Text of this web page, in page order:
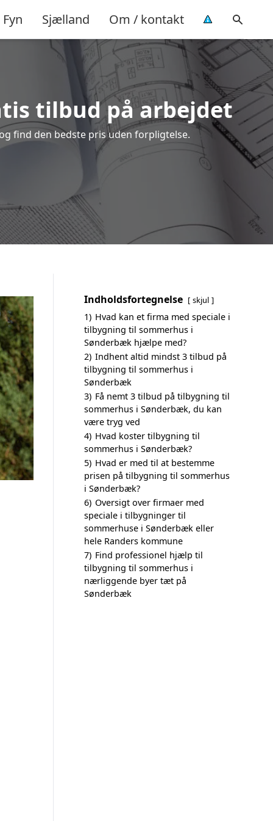
Fyn Sjælland Om / kontakt
tilbud på arbejdet
find den bedste pris uden forpligtelse.
Indholdsfortegnelse skjul
1) Hvad kan et firma med speciale i
tilbygning til sommerhus i
Sønderbæk hjælpe med?
2) Indhent altid mindst 3 tilbud på
tilbygning til sommerhus i
Sønderbæk
3) Få nemt 3 tilbud på tilbygning til
sommerhus i Sønderbæk, du kan
være tryg ved
4) Hvad koster tilbygning til
sommerhus i Sønderbæk?
5) Hvad er med til at bestemme
prisen på tilbygning til sommerhus
i Sønderbæk?
6) Oversigt over firmaer med
speciale i tilbygninger til
sommerhuse i Sønderbæk eller
hele Randers kommune
7) Find professionel hjælp til
tilbygning til sommerhus i
nærliggende byer tæt på
Sønderbæk